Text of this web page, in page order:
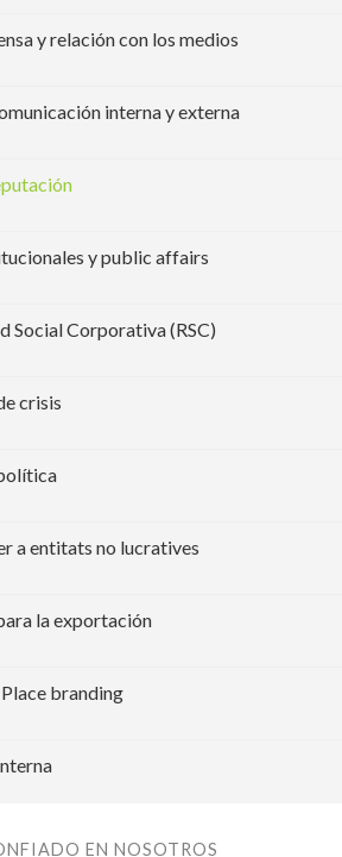
y relación con los medios
interna y externa
y public affairs
Social Corporativa (RSC)
crisis
a entitats no lucratives
la exportación
branding
EN NOSOTROS
de navegación del usuario.